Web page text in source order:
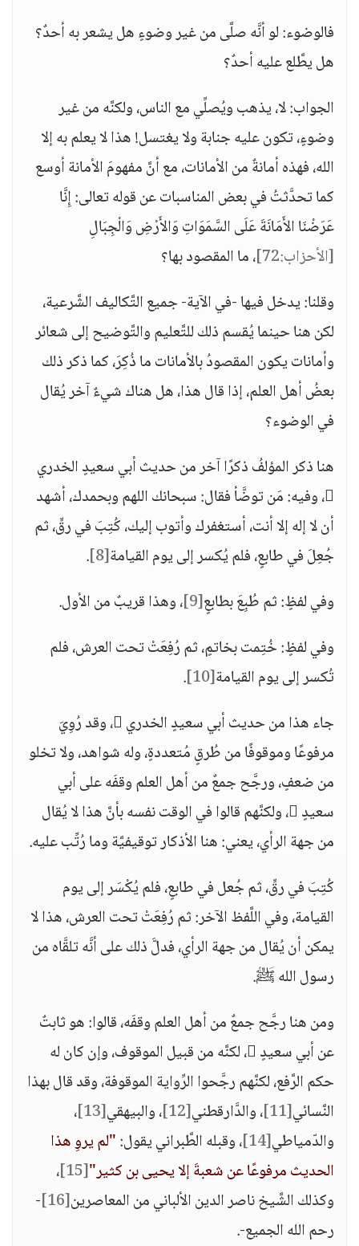
فالوضوء: لو أنَّه صلَّى من غير وضوءٍ هل يشعر به أحدٌ؟
هل يطَّلع عليه أحدٌ؟
الجواب: لا، يذهب ويُصلِّي مع الناس، ولكنَّه من غير
وضوءٍ، تكون عليه جنابة ولا يغتسل! هذا لا يعلم به إلا
الله، فهذه أمانةٌ من الأمانات، مع أنَّ مفهومَ الأمانة أوسع
كما تحدَّثتُ في بعض المناسبات عن قوله تعالى: إِنَّا
عَرَضْنَا الأَمَانَةَ عَلَى السَّمَوَاتِ وَالأَرْضِ وَالْجِبَالِ
[الأحزاب:72]
، ما المقصود بها؟
وقلنا: يدخل فيها -في الآية- جميع التَّكاليف الشَّرعية،
لكن هنا حينما يُقسم ذلك للتَّعليم والتَّوضيح إلى شعائر
وأمانات يكون المقصودُ بالأمانات ما ذُكِرَ، كما ذكر ذلك
بعضُ أهل العلم، إذا قال هذا، هل هناك شيءٌ آخر يُقال
في الوضوء؟
هنا ذكر المؤلفُ ذكرًا آخر من حديث أبي سعيدٍ الخدري
، وفيه: مَن توضَّأ فقال: سبحانك اللهم وبحمدك، أشهد
أن لا إله إلا أنت، أستغفرك وأتوب إليك، كُتِبَ في رقٍّ، ثم
جُعِلَ في طابعٍ، فلم يُكسر إلى يوم القيامة[8]
.
وفي لفظٍ: ثم طُبِعَ بطابعٍ[9] ، وهذا قريبٌ من الأول.
وفي لفظٍ: خُتِمت بخاتمٍ، ثم رُفِعَتْ تحت العرش، فلم
تُكسر إلى يوم القيامة[10]
.
جاء هذا من حديث أبي سعيدٍ الخدري ، وقد رُوِيَ
مرفوعًا وموقوفًا من طُرقٍ مُتعددةٍ، وله شواهد، ولا تخلو
من ضعفٍ، ورجَّح جمعٌ من أهل العلم وقفَه على أبي
سعيدٍ ، ولكنَّهم قالوا في الوقت نفسه بأنَّ هذا لا يُقال
من جهة الرأي، يعني: هنا الأذكار توقيفيَّة وما رُتِّب عليه.
كُتِبَ في رقٍّ، ثم جُعل في طابعٍ، فلم يُكْسَر إلى يوم
القيامة، وفي اللَّفظ الآخر: ثم رُفِعَتْ تحت العرش، هذا لا
يمكن أن يُقال من جهة الرأي، فدلَّ ذلك على أنَّه تلقَّاه من
رسول الله ﷺ.
ومن هنا رجَّح جمعٌ من أهل العلم وقفَه، قالوا: هو ثابتٌ
عن أبي سعيدٍ ، لكنَّه من قبيل الموقوف، وإن كان له
حكم الرَّفع، لكنَّهم رجَّحوا الرِّواية الموقوفة، وقد قال بهذا
النَّسائي[11] ، والدَّارقطني[12] ، والبيهقي[13]
،
والدّمياطي[14] ، وقبله الطَّبراني يقول:"لم يروِ هذا
الحديث مرفوعًا عن شعبةَ إلا يحيى بن كثير"[15]
،
وكذلك الشَّيخ ناصر الدين الألباني من المعاصرين[16]
-
رحم الله الجميع-.